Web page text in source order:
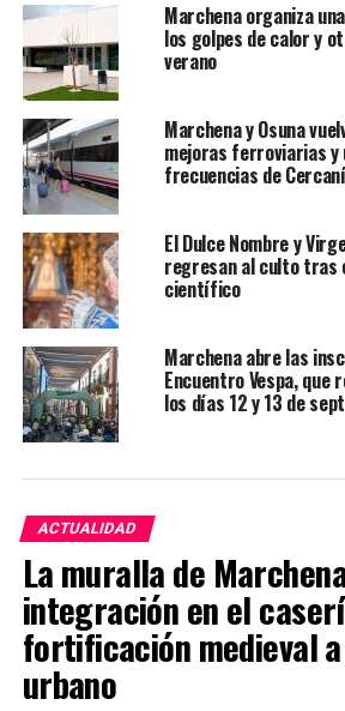
Marchena organiza
los golpes de calor y
verano
Marchena y Osuna
mejoras ferroviarias y
frecuencias de
El Dulce Nombre y
regresan al culto tras
científico
Marchena abre las
Encuentro Vespa,
los días 12 y 13 de
ACTUALIDAD
La muralla de
integración en el
fortificación medieval
urbano